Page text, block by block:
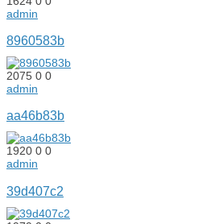
admin
8960583b
2075 0 0
admin
aa46b83b
1920 0 0
admin
39d407c2